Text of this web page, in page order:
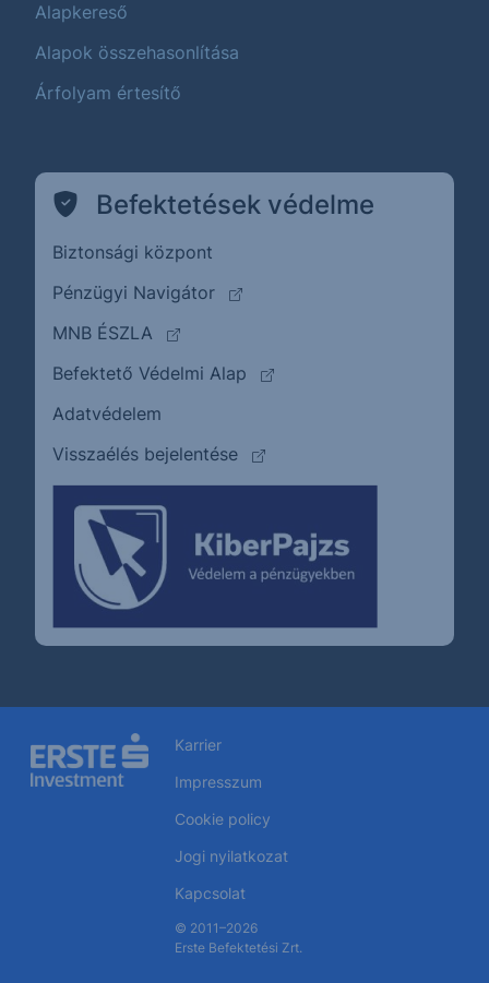
Alapkereső
Alapok összehasonlítása
Árfolyam értesítő
Befektetések védelme
Biztonsági központ
Pénzügyi Navigátor
(külső oldalra ugrik)
MNB ÉSZLA
(külső oldalra ugrik)
Befektető Védelmi Alap
(külső oldalra ugrik)
Adatvédelem
Visszaélés bejelentése
(külső oldalra ugrik)
Karrier
Impresszum
Cookie policy
Jogi nyilatkozat
Kapcsolat
© 2011–2026
Erste Befektetési Zrt.